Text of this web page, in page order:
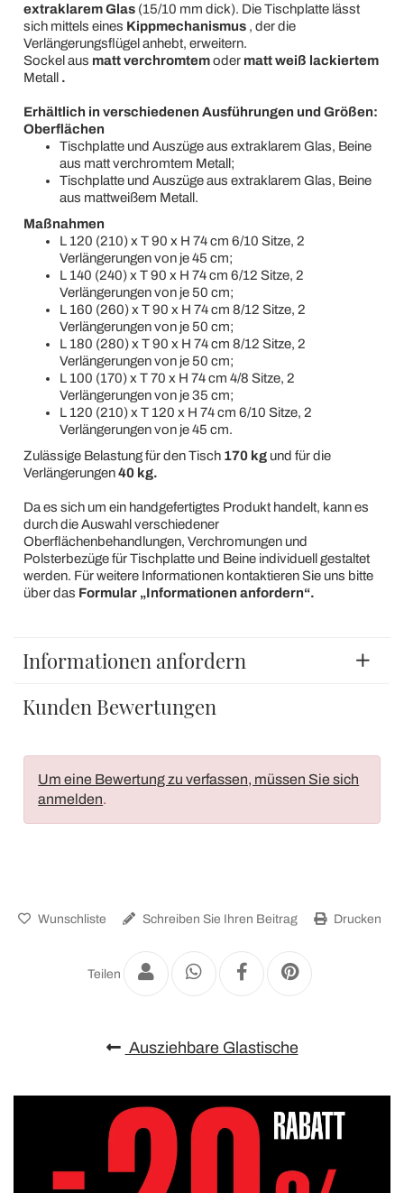
extraklarem Glas (15/10 mm dick). Die Tischplatte lässt
sich mittels eines Kippmechanismus, der die
Verlängerungsflügel anhebt, erweitern.
Sockel aus matt verchromtemoder matt weiß lackiertem
Metall .
Erhältlich in verschiedenen Ausführungen und Größen:
Oberflächen
Tischplatte und Auszüge aus extraklarem Glas, Beine
aus matt verchromtem Metall;
Tischplatte und Auszüge aus extraklarem Glas, Beine
aus mattweißem Metall.
Maßnahmen
L 120 (210) x T 90 x H 74 cm 6/10 Sitze, 2
Verlängerungen von je 45 cm;
L 140 (240) x T 90 x H 74 cm 6/12 Sitze, 2
Verlängerungen von je 50 cm;
L 160 (260) x T 90 x H 74 cm 8/12 Sitze, 2
Verlängerungen von je 50 cm;
L 180 (280) x T 90 x H 74 cm 8/12 Sitze, 2
Verlängerungen von je 50 cm;
L 100 (170) x T 70 x H 74 cm 4/8 Sitze, 2
Verlängerungen von je 35 cm;
L 120 (210) x T 120 x H 74 cm 6/10 Sitze, 2
Verlängerungen von je 45 cm.
Zulässige Belastung für den Tisch 170 kgund für die
Verlängerungen40 kg.
Da es sich um ein handgefertigtes Produkt handelt, kann es
durch die Auswahl verschiedener
Oberflächenbehandlungen, Verchromungen und
Polsterbezüge für Tischplatte und Beine individuell gestaltet
werden. Für weitere Informationen kontaktieren Sie uns bitte
über das Formular „Informationen anfordern“.
Informationen anfordern
Kunden Bewertungen
Um eine Bewertung zu verfassen, müssen Sie sich
anmelden.
Wunschliste Schreiben Sie Ihren Beitrag Drucken
Teilen
Ausziehbare Glastische